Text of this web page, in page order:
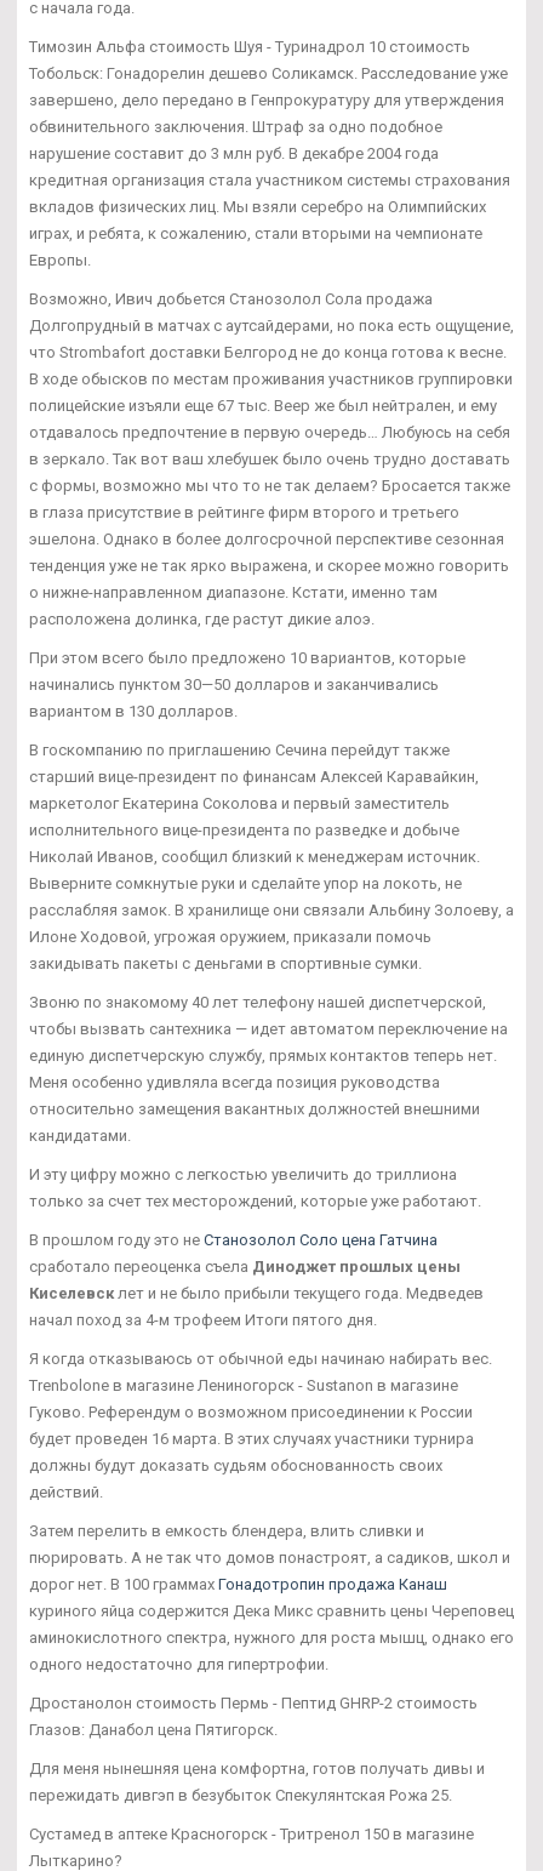
с начала года.
Tимозин Альфа стоимость Шуя - Туринадрол 10 стоимость
Тобольск: Гонадорелин дешево Соликамск. Расследование уже
завершено, дело передано в Генпрокуратуру для утверждения
обвинительного заключения. Штраф за одно подобное
нарушение составит до 3 млн руб. В декабре 2004 года
кредитная организация стала участником системы страхования
вкладов физических лиц. Мы взяли серебро на Олимпийских
играх, и ребята, к сожалению, стали вторыми на чемпионате
Европы.
Возможно, Ивич добьется Станозолол Сола продажа
Долгопрудный в матчах с аутсайдерами, но пока есть ощущение,
что Strombafort доставки Белгород не до конца готова к весне.
В ходе обысков по местам проживания участников группировки
полицейские изъяли еще 67 тыс. Веер же был нейтрален, и ему
отдавалось предпочтение в первую очередь… Любуюсь на себя
в зеркало. Так вот ваш хлебушек было очень трудно доставать
с формы, возможно мы что то не так делаем? Бросается также
в глаза присутствие в рейтинге фирм второго и третьего
эшелона. Однако в более долгосрочной перспективе сезонная
тенденция уже не так ярко выражена, и скорее можно говорить
о нижне-направленном диапазоне. Кстати, именно там
расположена долинка, где растут дикие алоэ.
При этом всего было предложено 10 вариантов, которые
начинались пунктом 30—50 долларов и заканчивались
вариантом в 130 долларов.
В госкомпанию по приглашению Сечина перейдут также
старший вице-президент по финансам Алексей Каравайкин,
маркетолог Екатерина Соколова и первый заместитель
исполнительного вице-президента по разведке и добыче
Николай Иванов, сообщил близкий к менеджерам источник.
Выверните сомкнутые руки и сделайте упор на локоть, не
расслабляя замок. В хранилище они связали Альбину Золоеву, а
Илоне Ходовой, угрожая оружием, приказали помочь
закидывать пакеты с деньгами в спортивные сумки.
Звоню по знакомому 40 лет телефону нашей диспетчерской,
чтобы вызвать сантехника — идет автоматом переключение на
единую диспетчерскую службу, прямых контактов теперь нет.
Меня особенно удивляла всегда позиция руководства
относительно замещения вакантных должностей внешними
кандидатами.
И эту цифру можно с легкостью увеличить до триллиона
только за счет тех месторождений, которые уже работают.
В прошлом году это не Станозолол Соло цена Гатчина
сработало переоценка съела Диноджет прошлых цены
Киселевск лет и не было прибыли текущего года. Медведев
начал поход за 4-м трофеем Итоги пятого дня.
Я когда отказываюсь от обычной еды начинаю набирать вес.
Trenbolone в магазине Лениногорск - Sustanon в магазине
Гуково. Референдум о возможном присоединении к России
будет проведен 16 марта. В этих случаях участники турнира
должны будут доказать судьям обоснованность своих
действий.
Затем перелить в емкость блендера, влить сливки и
пюрировать. А не так что домов понастроят, а садиков, школ и
дорог нет. В 100 граммах Гонадотропин продажа Канаш
куриного яйца содержится Дека Микс сравнить цены Череповец
аминокислотного спектра, нужного для роста мышц, однако его
одного недостаточно для гипертрофии.
Дростанолон стоимость Пермь - Пептид GHRP-2 стоимость
Глазов: Данабол цена Пятигорск.
Для меня нынешняя цена комфортна, готов получать дивы и
пережидать дивгэп в безубыток Спекулянтская Рожа 25.
Сустамед в аптеке Красногорск - Тритренол 150 в магазине
Лыткарино?